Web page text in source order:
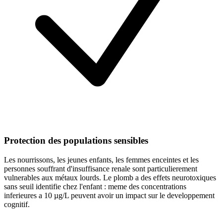
Protection des populations sensibles
Les nourrissons, les jeunes enfants, les femmes enceintes et les
personnes souffrant d'insuffisance renale sont particulierement
vulnerables aux métaux lourds. Le plomb a des effets neurotoxiques
sans seuil identifie chez l'enfant : meme des concentrations
inferieures a 10 µg/L peuvent avoir un impact sur le developpement
cognitif.